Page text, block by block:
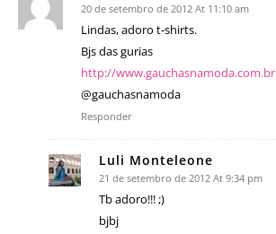
20 de setembro de 2012 At 11:10 am
Lindas, adoro t-shirts.
Bjs das gurias
http://www.gauchasnamoda.com.br
@gauchasnamoda
Responder
Luli Monteleone
21 de setembro de 2012 At 9:34 pm
Tb adoro!!! ;)
bjbj